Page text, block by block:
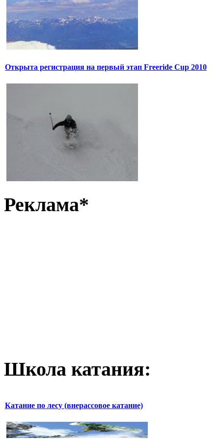
Открыта регистрация на первый этап Freeride Cup 2010
Реклама*
Школа катания:
Катание по лесу (внерассовое катание)